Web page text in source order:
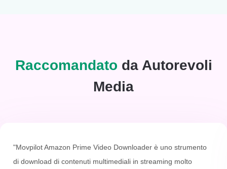
Raccomandato da Autorevoli
Media
"Movpilot Amazon Prime Video Downloader è uno strumento
di download di contenuti multimediali in streaming molto